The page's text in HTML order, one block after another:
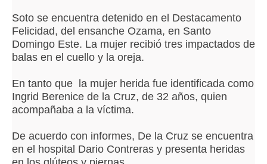
Soto se encuentra detenido en el Destacamento
Felicidad, del ensanche Ozama, en Santo
Domingo Este. La mujer recibió tres impactados de
balas en el cuello y la oreja.
En tanto que la mujer herida fue identificada como
Ingrid Berenice de la Cruz, de 32 años, quien
acompañaba a la víctima.
De acuerdo con informes, De la Cruz se encuentra
en el hospital Dario Contreras y presenta heridas